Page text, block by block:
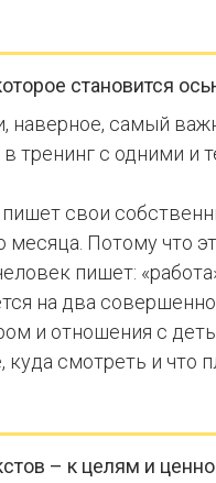
становится
наверное, самый
в тренинг с одними и
свои
месяца. Потому что
пишет:
на два
и отношения с
куда смотреть и что
– к целям и